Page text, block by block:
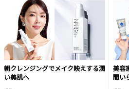
朝クレンジングでメイク映えする潤
い美肌へ
美容
間い